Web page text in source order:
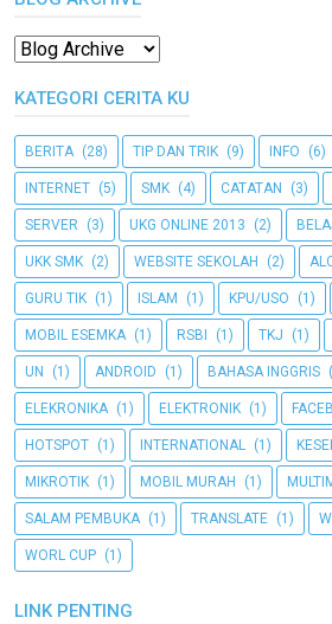
KATEGORI CERITA KU
BERITA (28) TIP DAN TRIK (9) INFO (6)
INTERNET (5) SMK (4) CATATAN (3)
SERVER (3) UKG ONLINE 2013 (2)
UKK SMK (2) WEBSITE SEKOLAH (2)
GURU TIK (1) ISLAM (1) KPU/USO (1)
MOBIL ESEMKA (1) RSBI (1) TKJ (1)
UN (1) ANDROID (1) BAHASA INGGRIS
ELEKRONIKA (1) ELEKTRONIK (1)
HOTSPOT (1) INTERNATIONAL (1)
MIKROTIK (1) MOBIL MURAH (1)
SALAM PEMBUKA (1) TRANSLATE (1)
WORL CUP (1)
LINK PENTING